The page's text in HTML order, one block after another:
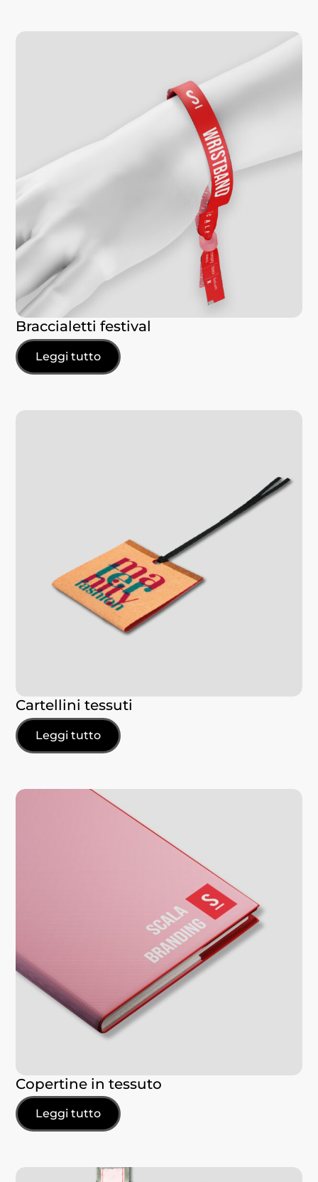
Braccialetti festival
Leggi tutto
Cartellini tessuti
Leggi tutto
Copertine in tessuto
Leggi tutto